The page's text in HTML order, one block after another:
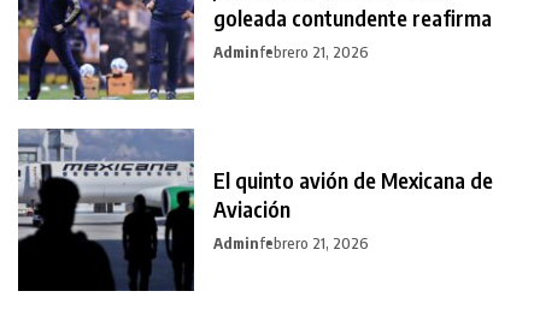
goleada contundente reafirma
Adminfebrero 21, 2026
El quinto avión de Mexicana de
Aviación
Adminfebrero 21, 2026